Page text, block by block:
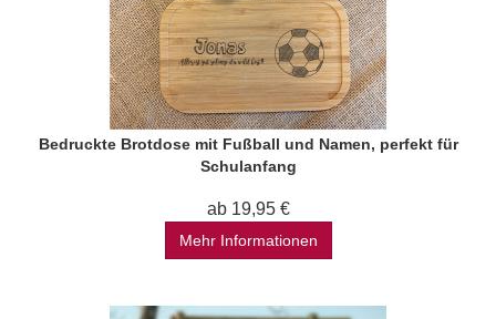
Bedruckte Brotdose mit Fußball und Namen, perfekt für
Schulanfang
ab 19,95 €
Mehr Informationen